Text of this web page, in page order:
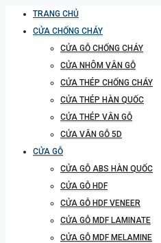
TRANG CHỦ
CỬA CHỐNG CHÁY
CỬA GỖ CHỐNG CHÁY
CỬA NHÔM VÂN GỖ
CỬA THÉP CHỐNG CHÁY
CỬA THÉP HÀN QUỐC
CỬA THÉP VÂN GỖ
CỬA VÂN GỖ 5D
CỬA GỖ
CỬA GỖ ABS HÀN QUỐC
CỬA GỖ HDF
CỬA GỖ HDF VENEER
CỬA GỖ MDF LAMINATE
CỬA GỖ MDF MELAMINE